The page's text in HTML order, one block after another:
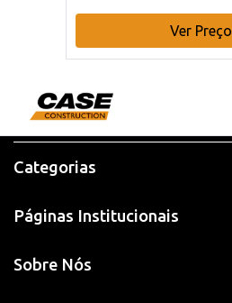
Ver Preço
Categorias
Páginas Institucionais
Sobre Nós